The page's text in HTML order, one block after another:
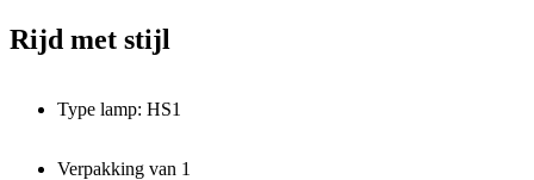
Rijd met stijl
Type lamp: HS1
Verpakking van 1